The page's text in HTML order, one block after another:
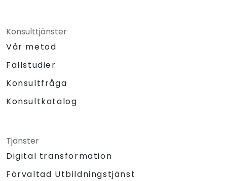
Konsulttjänster
Vår metod
Fallstudier
Konsultfråga
Konsultkatalog
Tjänster
Digital transformation
Förvaltad Utbildningstjänst